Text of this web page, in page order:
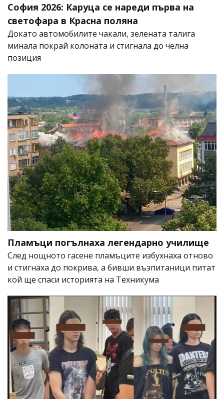
София 2026: Каруца се нареди първа на
светофара в Красна поляна
Докато автомобилите чакали, зелената талига
минала покрай колоната и стигнала до челна
позиция
Пламъци погълнаха легендарно училище
След нощното гасене пламъците избухнаха отново
и стигнаха до покрива, а бивши възпитаници питат
кой ще спаси историята на Техникума